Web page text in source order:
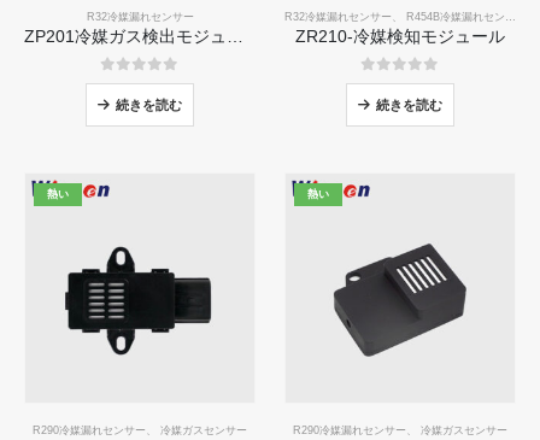
R32冷媒漏れセンサー
05つのうち
続きを読む
R32冷媒漏れセンサー R454B冷媒漏れセンサー
ZR210-冷媒検知モジュール
05つのうち
続きを読む
熱い
R290冷媒漏れセンサー 、 冷媒ガスセンサー
熱い
R290冷媒漏れセンサー 、 冷媒ガスセンサー